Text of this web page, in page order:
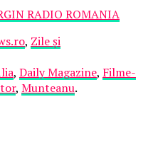
RADIO ROMANIA
, Zile și
, Daily Magazine, Filme-
, Munteanu.